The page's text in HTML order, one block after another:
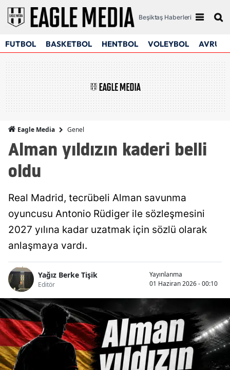
Beşiktaş Haberleri
FUTBOL BASKETBOL HENTBOL VOLEYBOL
Eagle Media Genel
Alman yıldızın kaderi belli
oldu
Real Madrid, tecrübeli Alman savunma
oyuncusu Antonio Rüdiger ile sözleşmesini
2027 yılına kadar uzatmak için sözlü olarak
anlaşmaya vardı.
Yağız Berke Tişik
Editör
Yayınlanma
01 Haziran 2026 - 00:10